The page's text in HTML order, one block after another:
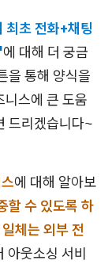
최초 전화+채팅
에 대해 더 궁금
을 통해 양식을
스에 큰 도움
드리겠습니다~
에 대해 알아보
할 수 있도록 하
체는 외부 전
아웃소싱 서비